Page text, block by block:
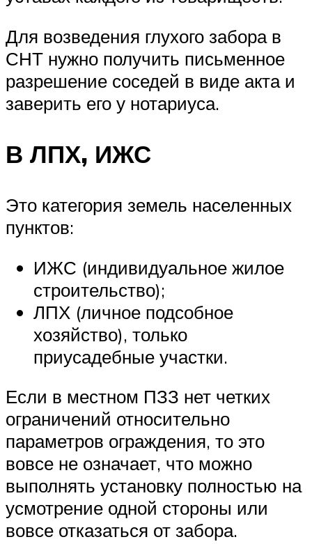
Для возведения глухого забора в
СНТ нужно получить письменное
разрешение соседей в виде акта и
заверить его у нотариуса.
В ЛПХ, ИЖС
Это категория земель населенных
пунктов:
ИЖС (индивидуальное жилое
строительство);
ЛПХ (личное подсобное
хозяйство), только
приусадебные участки.
Если в местном ПЗЗ нет четких
ограничений относительно
параметров ограждения, то это
вовсе не означает, что можно
выполнять установку полностью на
усмотрение одной стороны или
вовсе отказаться от забора.